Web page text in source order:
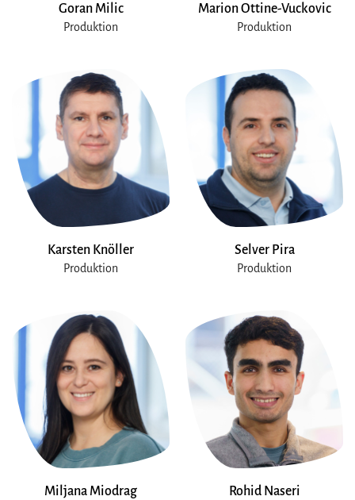
Goran Milic
Produktion
Marion Ottine-Vuckovic
Produktion
Karsten Knöller
Produktion
Selver Pira
Produktion
Miljana Miodrag Rohid Naseri